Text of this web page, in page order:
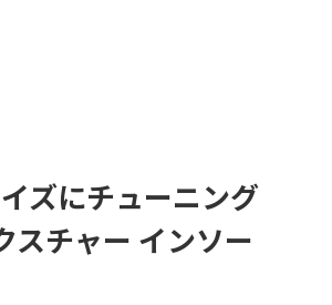
ズにチューニング
スチャー インソー